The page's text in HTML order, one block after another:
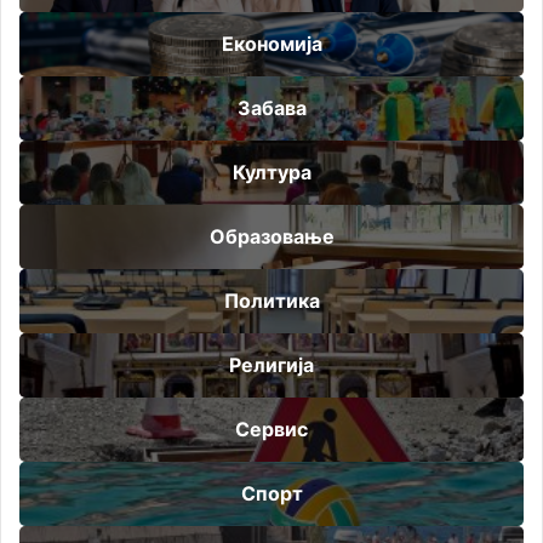
Економија
Забава
Култура
Образовање
Политика
Религија
Сервис
Спорт